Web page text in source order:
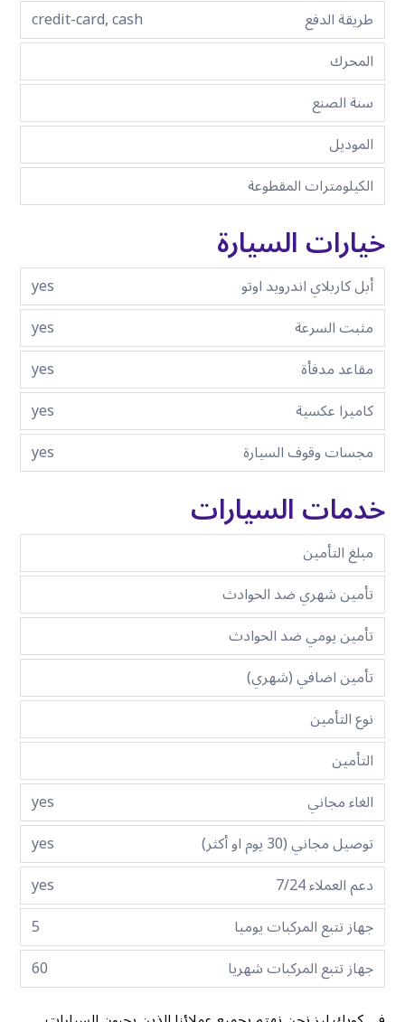
طريقة الدفع
credit-card, cash
المحرك
سنة الصنع
الموديل
الكيلومترات المقطوعة
خيارات السيارة
أبل كاربلاي اندرويد اوتو
yes
مثبت السرعة
yes
مقاعد مدفأة
yes
كاميرا عكسية
yes
مجسات وقوف السيارة
yes
خدمات السيارات
مبلغ التأمين
تأمين شهري ضد الحوادث
تأمين يومي ضد الحوادث
تأمين اضافي (شهري)
نوع التأمين
التأمين
الغاء مجاني
yes
توصيل مجاني (30 يوم او أكثر)
yes
دعم العملاء 7/24
yes
جهاز تتبع المركبات يوميا
5
جهاز تتبع المركبات شهريا
60